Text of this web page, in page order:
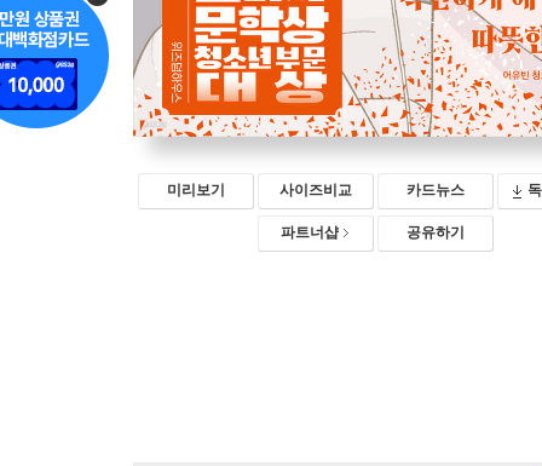
미리보기 사이즈비교 카드뉴스
파트너샵 공유하기